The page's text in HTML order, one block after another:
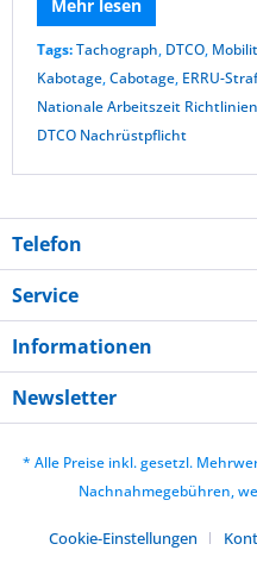
Mehr lesen
Tags:Tachograph, DTCO,
Kabotage,Cabotage, ERRU-
Nationale Arbeitszeit Richtlinien
DTCO Nachrüstpflicht
Telefon
Service
Informationen
Newsletter
* Alle Preise inkl. gesetzl.
Nachnahmegebühren,
Cookie-Einstellungen